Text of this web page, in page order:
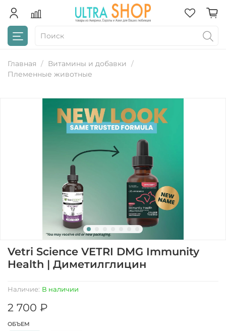
Главная
Витамины и добавки
Племенные животные
Наличие: В наличии
Vetri Science VETRI DMG Immunity
Health | Диметилглицин
2 700 ₽
ОБЪЕМ